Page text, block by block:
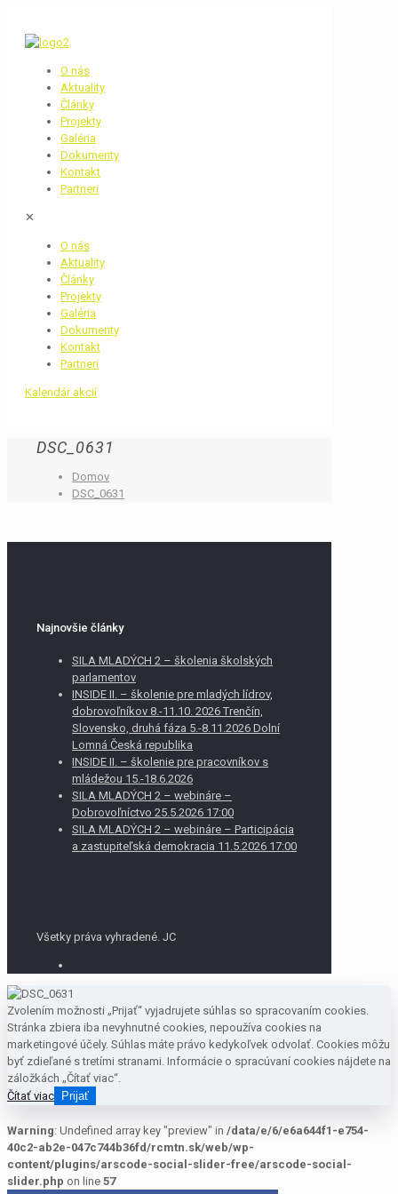
O nás
Aktuality
Články
Projekty
Galéria
Dokumenty
Kontakt
Partneri
✕
O nás
Aktuality
Články
Projekty
Galéria
Dokumenty
Kontakt
Partneri
Kalendár akcií
DSC_0631
Domov
DSC_0631
Najnovšie články
SILA MLADÝCH 2 – školenia školských
parlamentov
INSIDE II. – školenie pre mladých lídrov,
dobrovoľníkov 8.-11.10. 2026 Trenčín,
Slovensko, druhá fáza 5.-8.11.2026 Dolní
Lomná Česká republika
INSIDE II. – školenie pre pracovníkov s
mládežou 15.-18.6.2026
SILA MLADÝCH 2 – webináre –
Dobrovoľníctvo 25.5.2026 17:00
SILA MLADÝCH 2 – webináre – Participácia
a zastupiteľská demokracia 11.5.2026 17:00
Všetky práva vyhradené. JC
Zvolením možnosti „Prijať“ vyjadrujete súhlas so spracovaním cookies.
Stránka zbiera iba nevyhnutné cookies, nepoužíva cookies na
marketingové účely. Súhlas máte právo kedykoľvek odvolať. Cookies môžu
byť zdieľané s tretími stranami. Informácie o spracúvaní cookies nájdete na
záložkách „Čítať viac“.
Čítať viac Prijať
Warning: Undefined array key "preview" in /data/e/6/e6a644f1-e754-
40c2-ab2e-047c744b36fd/rcmtn.sk/web/wp-
content/plugins/arscode-social-slider-free/arscode-social-
slider.php on line 57